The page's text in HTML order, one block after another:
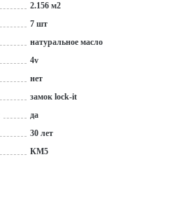
2.156 м2
7 шт
натуральное масло
4v
нет
замок lock-it
да
30 лет
КМ5